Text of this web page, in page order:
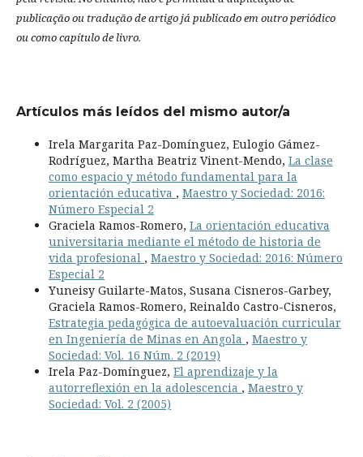
publicação ou tradução de artigo já publicado em outro periódico
ou como capítulo de livro.
Artículos más leídos del mismo autor/a
Irela Margarita Paz-Domínguez, Eulogio Gámez-
Rodríguez, Martha Beatriz Vinent-Mendo, La clase
como espacio y método fundamental para la
orientación educativa , Maestro y Sociedad: 2016:
Número Especial 2
Graciela Ramos-Romero, La orientación educativa
universitaria mediante el método de historia de
vida profesional , Maestro y Sociedad: 2016: Número
Especial 2
Yuneisy Guilarte-Matos, Susana Cisneros-Garbey,
Graciela Ramos-Romero, Reinaldo Castro-Cisneros,
Estrategia pedagógica de autoevaluación curricular
en Ingeniería de Minas en Angola , Maestro y
Sociedad: Vol. 16 Núm. 2 (2019)
Irela Paz-Domínguez, El aprendizaje y la
autorreflexión en la adolescencia , Maestro y
Sociedad: Vol. 2 (2005)